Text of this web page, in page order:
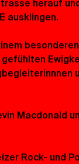
herauf
ausklingen.
Macdonald
Rock- und